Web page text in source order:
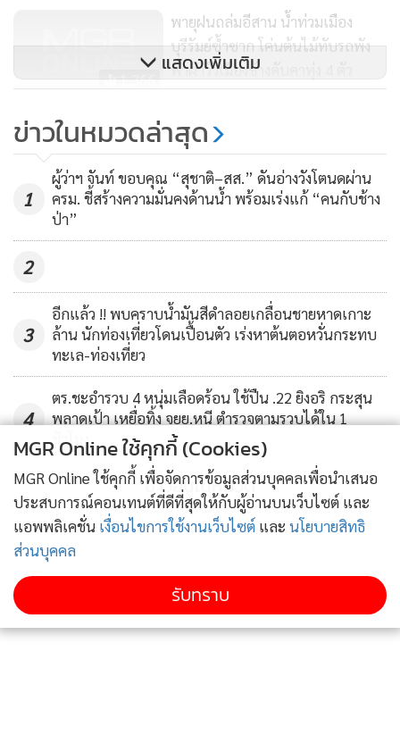
ฝนที่ตกอย่างหนักเช่นกัน ซึ่งหลังเกิดเหตุ เมืองพัทยา ได้ส่งให้เจ้า
หน้าที่ลงพื้นที่ให้การช่วยเหลือและทำความสะอาดบ้านเรือน
1,366
พายุฝนถล่มอีสาน น้ำท่วมเมือง
บุรีรัมย์ซ้ำซาก โค่นต้นไม้ทับรถพัง
ฟ้าผ่าวัวเมืองช้างดับคาทุ่ง 4 ตัว
1,144
เกาะล้าน-เกาะช้างแน่นช่วง
สงกรานต์ ส่วนบางแสนแค่บางตา
แสดงเพิ่มเติม
ข่าวในหมวดล่าสุด
1
ผู้ว่าฯ จันท์ ขอบคุณ “สุชาติ–สส.” ดันอ่างวังโตนดผ่าน
ครม. ชี้สร้างความมั่นคงด้านน้ำ พร้อมเร่งแก้ “คนกับช้าง
ป่า”
2
3
อีกแล้ว !! พบคราบน้ำมันสีดำลอยเกลื่อนชายหาดเกาะ
ล้าน นักท่องเที่ยวโดนเปื้อนตัว เร่งหาต้นตอหวั่นกระทบ
ทะเล-ท่องเที่ยว
4
ตร.ชะอำรวบ 4 หนุ่มเลือดร้อน ใช้ปืน .22 ยิงอริ กระสุน
พลาดเป้า เหยื่อทิ้ง จยย.หนี ตำรวจตามรวบได้ใน 1
ชั่วโมง
ข่าวอื่นในหมวด
MGR Online ใช้คุกกี้ (Cookies)
MGR Online ใช้คุกกี้ เพื่อจัดการข้อมูลส่วนบุคคลเพื่อนำเสนอ
ประสบการณ์คอนเทนต์ที่ดีที่สุดให้กับผู้อ่านบนเว็บไซต์ และ
แอพพลิเคชั่น เงื่อนไขการใช้งานเว็บไซต์ และ นโยบายสิทธิ
ส่วนบุคคล
รับทราบ